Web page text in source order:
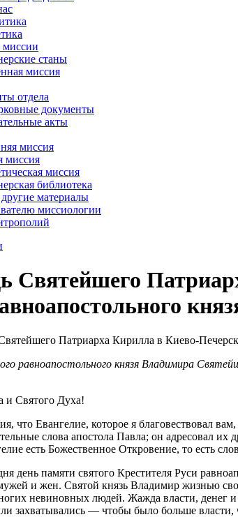
миссии
станы
миссия
отдела
документы
акты
миссия
миссия
миссия
библиотека
материалы
миссиологии
Святейшего
равноапостольного князя Владимира
Святого Духа!
что Евангелие, которое я благовествовал
слова апостола Павла; он адресовал
есть Божественное Откровение, то есть
день памяти святого Крестителя Руси
и жен. Святой князь Владимир жизнью
невиновных людей. Жажда власти, денег
захватывались — чтобы было больше